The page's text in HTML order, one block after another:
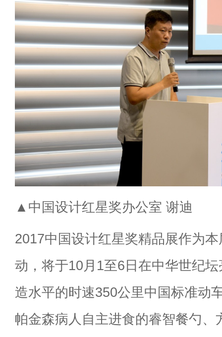
▲中国设计红星奖办公室 谢迪
2017中国设计红星奖精品展作为
动，将于10月1至6日在中华世纪
造水平的时速350公里中国标准动
帕金森病人自主进食的睿智餐勺、